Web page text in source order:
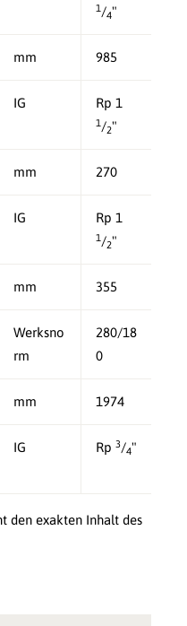
1 /4"
mm 985
IG Rp 1
1 /2"
mm 270
IG Rp 1
1 /2"
mm 355
Werksno
rm
280/18
0
mm 1974
IG Rp 3/4"
den exakten Inhalt des